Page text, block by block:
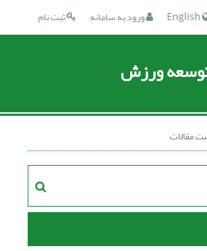
ثبت نام ورود به سامانه
ورزش
مقالات